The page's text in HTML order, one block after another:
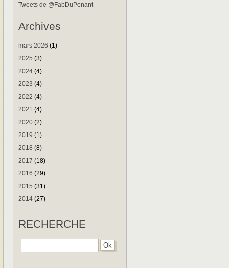
Tweets de @FabDuPonant
Archives
mars 2026 (1)
2025 (3)
2024 (4)
2023 (4)
2022 (4)
2021 (4)
2020 (2)
2019 (1)
2018 (8)
2017 (18)
2016 (29)
2015 (31)
2014 (27)
RECHERCHE